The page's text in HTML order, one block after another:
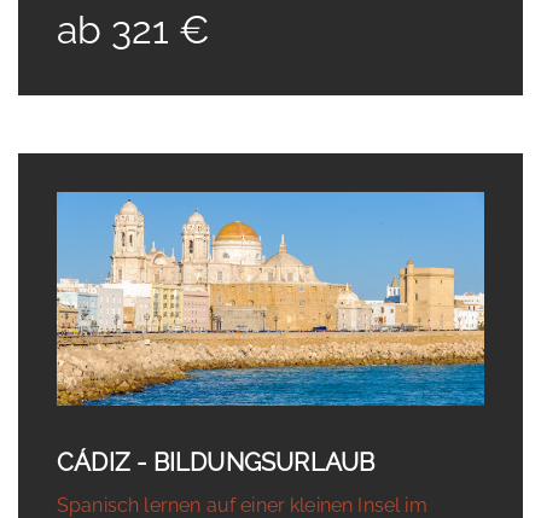
ab 321 €
CÁDIZ - BILDUNGSURLAUB
Spanisch lernen auf einer kleinen Insel im